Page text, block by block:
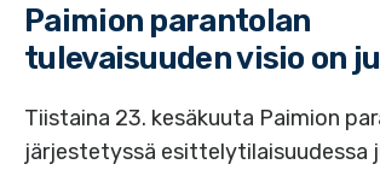
Paimion parantolan
tulevaisuuden visio on
Tiistaina 23. kesäkuuta Paimion
järjestetyssä esittelytilaisuudessa